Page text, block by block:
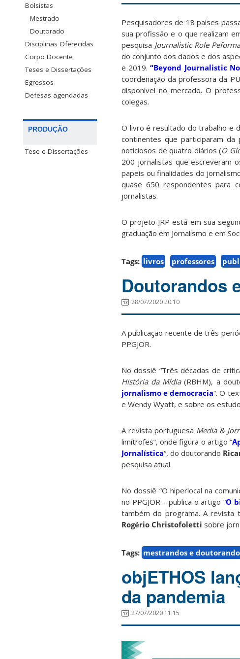
Bolsistas
Mestrado
Doutorado
Disciplinas Oferecidas
Corpo Docente
Teses e Dissertações
Egressos
Defesas agendadas
PRODUÇÃO
Tese e Dissertações
Pesquisadores de 18 países
sua profissão e o que realizam
pesquisa Journalistic Role
do conjunto dos dados e dos
e 2019.“Beyond Journalistic
coordenação da professora da
disponível no mercado. O
colegas.
O livro é resultado do trabalho e
continentes que participaram
noticiosos de quatro diários (O
200 jornalistas que escreveram
papeis ou finalidades do
quase 650 respondentes para
jornalistas.
O projeto JRP está em sua
graduação em Jornalismo e em
Tags: livros professores
Doutorandos
28/07/2020 20:10
A publicação recente de três
PPGJOR.
No dossiê “Três décadas de
História da Mídia(RBHM), a
jornalismo e democracia“. O
e Wendy Wyatt, e sobre os
A revista portuguesa Media &
limítrofes”, onde figura o artigo “
Jornalística“, do doutorando
pesquisa atual.
No dossiê “O hiperlocal na
no PPGJOR – publica o artigo “O
também do programa. A revista
Rogério Christofoletti sobre
Tags: mestrandos e
objETHOS
da pandemia
27/07/2020 11:15